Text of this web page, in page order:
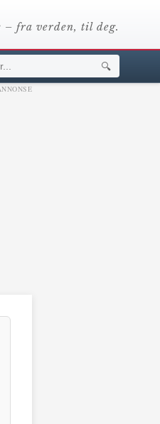
– fra verden, til deg.
🔍